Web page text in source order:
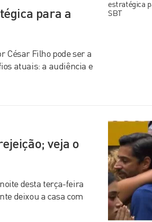
para a
César Filho pode ser a
atuais: a audiência e
veja o
desta terça-feira
deixou a casa com